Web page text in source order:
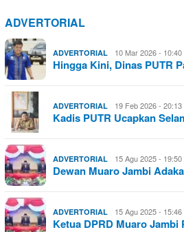
ADVERTORIAL
ADVERTORIAL 10 Mar 2026 - 10:40
Hingga Kini, Dinas PUTR
ADVERTORIAL 19 Feb 2026 - 20:13
Kadis PUTR Ucapkan
ADVERTORIAL 15 Agu 2025 - 19:50
Dewan Muaro Jambi
ADVERTORIAL 15 Agu 2025 - 15:46
Ketua DPRD Muaro